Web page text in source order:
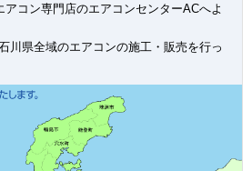
コン専門店のエアコンセンターACへよ
川県全域のエアコンの施工・販売を行っ